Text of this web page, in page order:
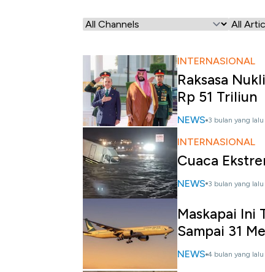
INTERNASIONAL
Raksasa
Rp 51 Triliun
NEWS 3 bulan yang lalu
INTERNASIONAL
Cuaca
NEWS 3 bulan yang lalu
Maskapai Ini
Sampai 31
NEWS 4 bulan yang lalu